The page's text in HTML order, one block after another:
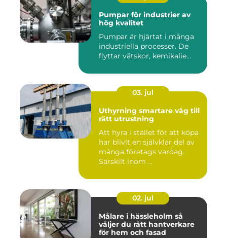
Pumpar för industrier av
hög kvalitet
Pumpar är hjärtat i många
industriella processer. De
flyttar vätskor, kemikalie...
03. jul
Uthyrning smartare väg till
rätt utrustning
Att hyra i stället för att köpa
har blivit en självklar del av
många företags vardag.
Särskilt inom ...
02. jul
Målare i hässleholm så
väljer du rätt hantverkare
för hem och fasad